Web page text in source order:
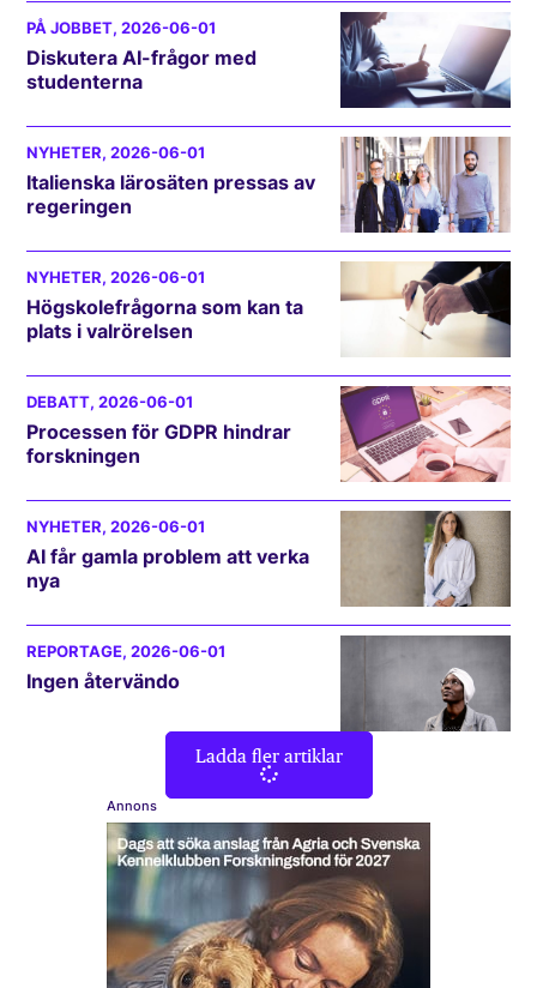
PÅ JOBBET, 2026-06-01
Diskutera AI-frågor med
studenterna
NYHETER, 2026-06-01
Italienska lärosäten pressas av
regeringen
NYHETER, 2026-06-01
Högskolefrågorna som kan ta
plats i valrörelsen
DEBATT, 2026-06-01
Processen för GDPR hindrar
forskningen
NYHETER, 2026-06-01
AI får gamla problem att verka
nya
REPORTAGE, 2026-06-01
Ingen återvändo
Ladda fler artiklar
Annons